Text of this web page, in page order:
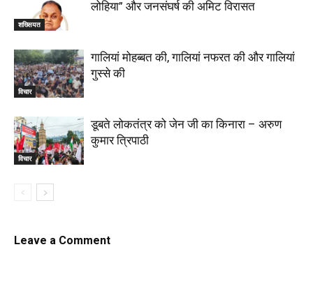
शख्सियत
लोहिया” और जनसंघर्ष की अमिट विरासत
विचार
गालियां मोहब्बत की, गालियां नफरत की और गालियां
गुस्से की
विचार
डूबते लोकतंत्र को जेन जी का किनारा – अरुण
कुमार त्रिपाठी
Leave a Comment